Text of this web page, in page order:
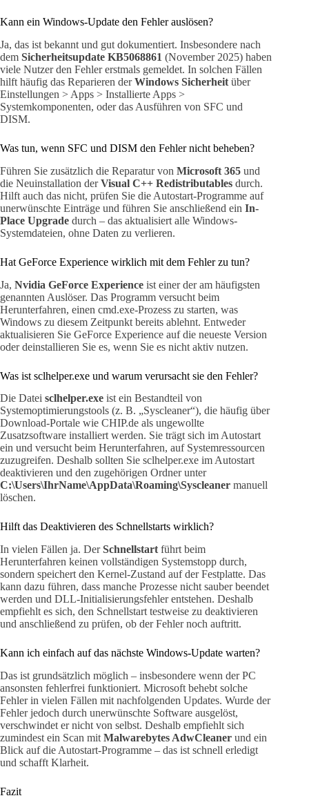
Kann ein Windows-Update den Fehler auslösen?
Ja, das ist bekannt und gut dokumentiert. Insbesondere nach
dem Sicherheitsupdate KB5068861 (November 2025) haben
viele Nutzer den Fehler erstmals gemeldet. In solchen Fällen
hilft häufig das Reparieren derWindows Sicherheit über
Einstellungen > Apps > Installierte Apps >
Systemkomponenten, oder das Ausführen von SFC und
DISM.
Was tun, wenn SFC und DISM den Fehler nicht beheben?
Führen Sie zusätzlich die Reparatur von Microsoft 365 und
die Neuinstallation derVisual C++ Redistributables durch.
Hilft auch das nicht, prüfen Sie die Autostart-Programme auf
unerwünschte Einträge und führen Sie anschließend ein In-
Place Upgrade durch – das aktualisiert alle Windows-
Systemdateien, ohne Daten zu verlieren.
Hat GeForce Experience wirklich mit dem Fehler zu tun?
Ja, Nvidia GeForce Experience ist einer der am häufigsten
genannten Auslöser. Das Programm versucht beim
Herunterfahren, einen cmd.exe-Prozess zu starten, was
Windows zu diesem Zeitpunkt bereits ablehnt. Entweder
aktualisieren Sie GeForce Experience auf die neueste Version
oder deinstallieren Sie es, wenn Sie es nicht aktiv nutzen.
Was ist sclhelper.exe und warum verursacht sie den Fehler?
Die Datei sclhelper.exe ist ein Bestandteil von
Systemoptimierungstools (z. B. „Syscleaner“), die häufig über
Download-Portale wie CHIP.de als ungewollte
Zusatzsoftware installiert werden. Sie trägt sich im Autostart
ein und versucht beim Herunterfahren, auf Systemressourcen
zuzugreifen. Deshalb sollten Sie sclhelper.exe im Autostart
deaktivieren und den zugehörigen Ordner unter
C:\Users\IhrName\AppData\Roaming\Syscleaner manuell
löschen.
Hilft das Deaktivieren des Schnellstarts wirklich?
In vielen Fällen ja. DerSchnellstart führt beim
Herunterfahren keinen vollständigen Systemstopp durch,
sondern speichert den Kernel-Zustand auf der Festplatte. Das
kann dazu führen, dass manche Prozesse nicht sauber beendet
werden und DLL-Initialisierungsfehler entstehen. Deshalb
empfiehlt es sich, den Schnellstart testweise zu deaktivieren
und anschließend zu prüfen, ob der Fehler noch auftritt.
Kann ich einfach auf das nächste Windows-Update warten?
Das ist grundsätzlich möglich – insbesondere wenn der PC
ansonsten fehlerfrei funktioniert. Microsoft behebt solche
Fehler in vielen Fällen mit nachfolgenden Updates. Wurde der
Fehler jedoch durch unerwünschte Software ausgelöst,
verschwindet er nicht von selbst. Deshalb empfiehlt sich
zumindest ein Scan mit Malwarebytes AdwCleaner und ein
Blick auf die Autostart-Programme – das ist schnell erledigt
und schafft Klarheit.
Fazit